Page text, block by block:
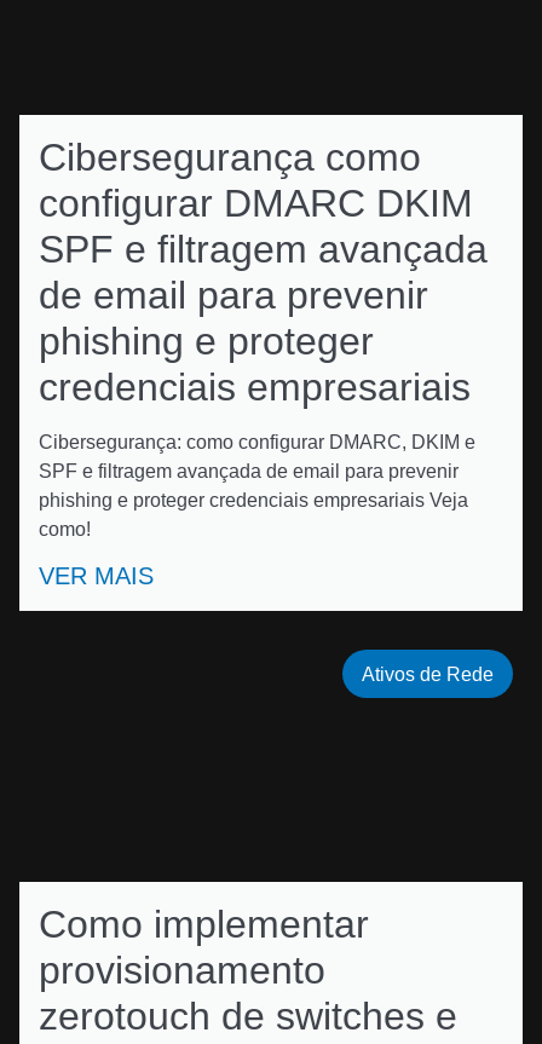
Cibersegurança como
configurar DMARC DKIM
SPF e filtragem avançada
de email para prevenir
phishing e proteger
credenciais empresariais
Cibersegurança: como configurar DMARC, DKIM e
SPF e filtragem avançada de email para prevenir
phishing e proteger credenciais empresariais Veja
como!
VER MAIS
Como implementar
provisionamento
zerotouch de switches e
Ativos de Rede